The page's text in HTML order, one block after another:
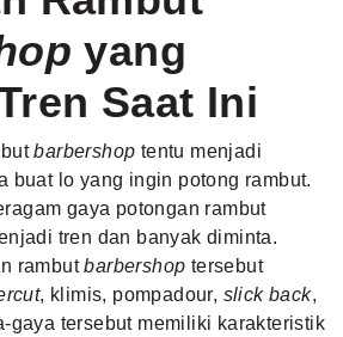
yang
Saat Ini
barbershop tentu menjadi
buat lo yang ingin potong rambut.
gaya potongan rambut
tren dan banyak diminta.
rambutbarbershop tersebut
, klimis, pompadour, slick back,
gaya tersebut memiliki karakteristik